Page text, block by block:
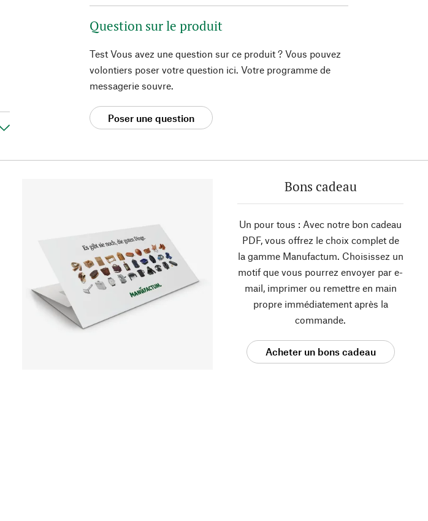
Question sur le produit
Test Vous avez une question sur ce produit ? Vous pouvez
volontiers poser votre question ici. Votre programme de
messagerie souvre.
Poser une question
Bons cadeau
Un pour tous : Avec notre bon cadeau
PDF, vous offrez le choix complet de
la gamme Manufactum. Choisissez un
motif que vous pourrez envoyer par e-
mail, imprimer ou remettre en main
propre immédiatement après la
commande.
Acheter un bons cadeau